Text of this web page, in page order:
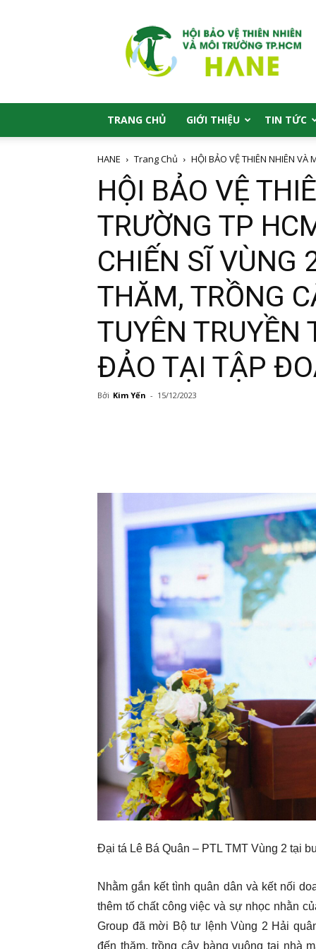
HANE
TRANG CHỦ GIỚI THIỆU TIN TỨC
HANE Trang Chủ HỘI BẢO VỆ THIÊN NHIÊN VÀ
HỘI BẢO VỆ
TRƯỜNG TP
CHIẾN SĨ VÙNG
THĂM, TRỒNG
TUYÊN TRUYỀN
ĐẢO TẠI TẬP
Bởi Kim Yến - 15/12/2023
Đại tá Lê Bá Quân – PTL TMT Vùng 2 tại
Nhằm gắn kết tình quân dân và kết nối
thêm tố chất công việc và sự nhọc nhằn
Group đã mời Bộ tư lệnh Vùng 2 Hải
đến thăm, trồng cây bàng vuông tại nhà